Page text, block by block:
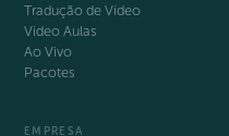
Tradução de Vídeo
Video Aulas
Ao Vivo
Pacotes
EMPRESA